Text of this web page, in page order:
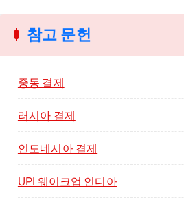
참고 문헌
중동 결제
러시아 결제
인도네시아 결제
UPI 웨이크업 인디아